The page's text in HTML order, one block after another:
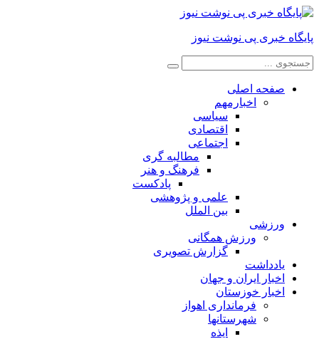
پایگاه خبری پی نوشت نیوز
صفحه اصلی
اخبارمهم
سیاسی
اقتصادی
اجتماعی
مطالبه گری
فرهنگ و هنر
پادکست
علمی و پژوهشی
بین الملل
ورزشی
ورزش همگانی
گزارش تصویری
یادداشت
اخبار ایران و جهان
اخبار خوزستان
فرمانداری اهواز
شهرستانها
ایذه